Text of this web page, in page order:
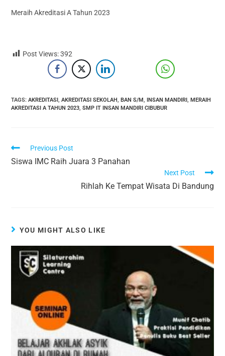
Meraih Akreditasi A Tahun 2023
Post Views: 392
TAGS:AKREDITASI, AKREDITASI SEKOLAH, BAN S/M, INSAN MANDIRI, MERAIH
AKREDITASI A TAHUN 2023, SMP IT INSAN MANDIRI CIBUBUR
Previous Post
Siswa IMC Raih Juara 3 Panahan
Next Post
Rihlah Ke Tempat Wisata Di Bandung
YOU MIGHT ALSO LIKE